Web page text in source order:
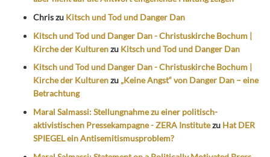
Chriszu Kitsch und Tod und Danger Dan
Kitsch und Tod und Danger Dan - Christuskirche Bochum |
Kirche der Kulturenzu Kitsch und Tod und Danger Dan
Kitsch und Tod und Danger Dan - Christuskirche Bochum |
Kirche der Kulturenzu „Keine Angst“ von Danger Dan – eine
Betrachtung
Maral Salmassi: Stellungnahme zu einer politisch-
aktivistischen Pressekampagne - ZERA Institutezu Hat DER
SPIEGEL ein Antisemitismusproblem?